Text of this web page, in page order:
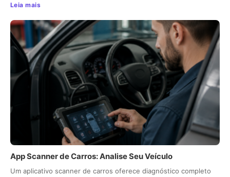
Leia mais
App Scanner de Carros: Analise Seu Veículo
Um aplicativo scanner de carros oferece diagnóstico completo